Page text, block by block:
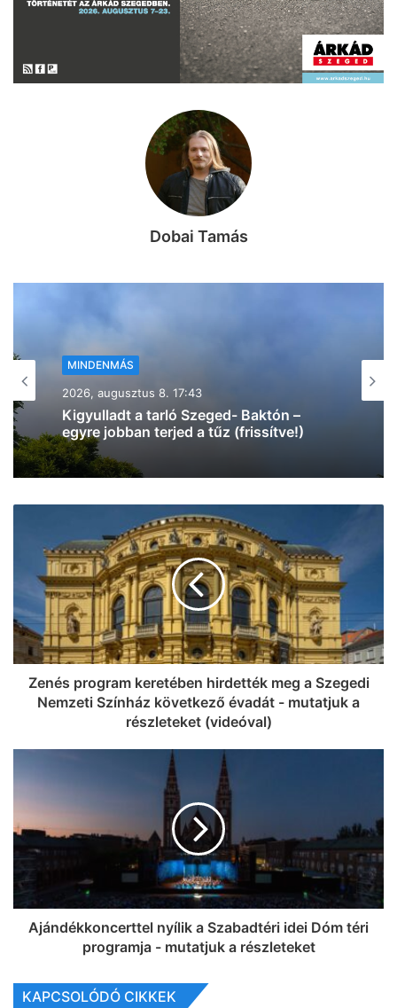
Dobai Tamás
MINDENMÁS
2026, augusztus 8. 16:25
Petíció indult az Újszeged –
Mezőhegyes vonatok újraindításáért
Zenés program keretében hirdették meg a Szegedi
Nemzeti Színház következő évadát - mutatjuk a
részleteket (videóval)
Ajándékkoncerttel nyílik a Szabadtéri idei Dóm téri
programja - mutatjuk a részleteket
KAPCSOLÓDÓ CIKKEK